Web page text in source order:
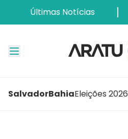
Últimas Notícias
SalvadorBahiaEleições 2026